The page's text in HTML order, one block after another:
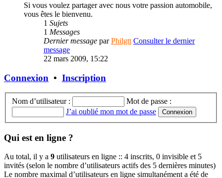
Si vous voulez partager avec nous votre passion automobile,
vous êtes le bienvenu.
1 Sujets
1 Messages
Dernier message parPhilgtt Consulter le dernier
message
22 mars 2009, 15:22
Connexion • Inscription
Nom d’utilisateur :
Mot de passe :
J’ai oublié mon mot de passe
Qui est en ligne ?
Au total, il y a 9 utilisateurs en ligne :: 4 inscrits, 0 invisible et 5
invités (selon le nombre d’utilisateurs actifs des 5 dernières minutes)
Le nombre maximal d’utilisateurs en ligne simultanément a été de